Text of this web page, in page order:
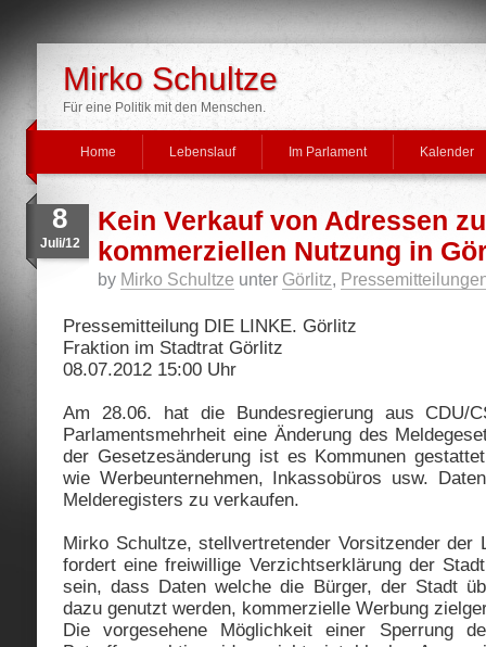
Mirko Schultze
Für eine Politik mit den Menschen.
Home Lebenslauf Im Parlament Kalender
8
Juli/12
Kein Verkauf von Adressen
kommerziellen Nutzung in
by Mirko Schultze unter Görlitz,
Pressemitteilung DIE LINKE. Görlitz
Fraktion im Stadtrat Görlitz
08.07.2012 15:00 Uhr
Am 28.06. hat die Bundesregierung aus CDU/
Parlamentsmehrheit eine Änderung des
der Gesetzesänderung ist es Kommunen
wie Werbeunternehmen, Inkassobüros usw.
Melderegisters zu verkaufen.
Mirko Schultze, stellvertretender Vorsitzender der
fordert eine freiwillige Verzichtserklärung der
sein, dass Daten welche die Bürger, der Stadt
dazu genutzt werden, kommerzielle Werbung
Die vorgesehene Möglichkeit einer Sperrung